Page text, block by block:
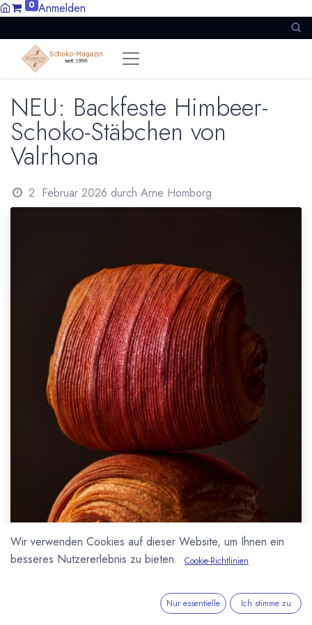
0 Anmelden
NEU: Backfeste Himbeer-
Schoko-Stäbchen von
Valrhona
2. Februar 2026 durch Arne Homborg
Wir verwenden Cookies auf dieser Website, um Ihnen ein
besseres Nutzererlebnis zu bieten.
Cookie-Richtlinien
Nur essentielle Ich stimme zu